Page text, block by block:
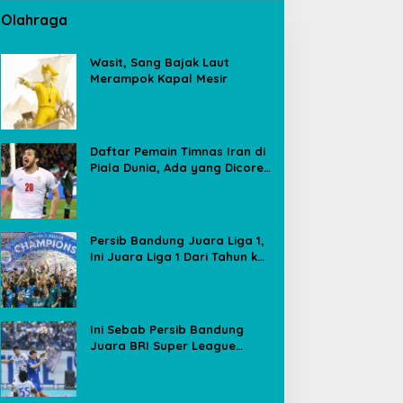
Olahraga
Wasit, Sang Bajak Laut
Merampok Kapal Mesir
Daftar Pemain Timnas Iran di
Piala Dunia, Ada yang Dicoret
Persib Bandung Juara Liga 1,
Ini Juara Liga 1 Dari Tahun ke
Ini Sebab Persib Bandung
Juara BRI Super League